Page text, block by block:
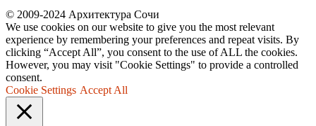
© 2009-2024 Архитектура Сочи
We use cookies on our website to give you the most relevant
experience by remembering your preferences and repeat visits. By
clicking “Accept All”, you consent to the use of ALL the cookies.
However, you may visit "Cookie Settings" to provide a controlled
consent.
Cookie Settings Accept All